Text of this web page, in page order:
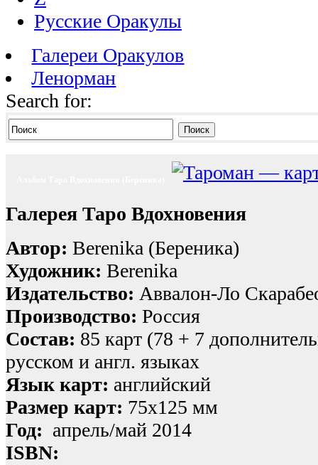
Русские Оракулы
Галереи Оракулов
Ленорман
Search for:
Поиск
Галерея Таро Вдохновения
Автор: Berenika (Береника)
Художник: Berenika
Издательство: Аввалон-Ло
Производство: Россия
Состав: 85 карт (78 + 7
русском и англ. языках
Язык карт: английский
Размер карт: 75х125 мм
Год: апрель/май 2014
ISBN: